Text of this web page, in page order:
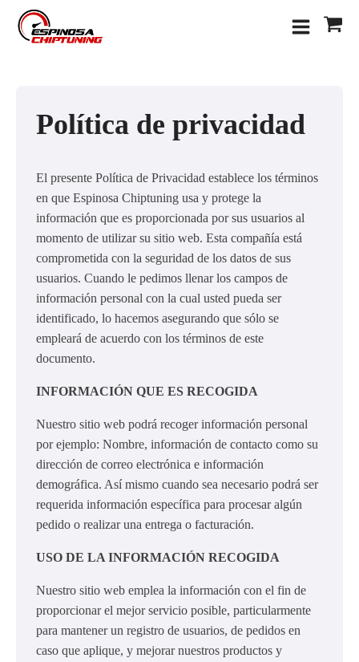
Política de privacidad
El presente Política de Privacidad establece los términos
en que Espinosa Chiptuning usa y protege la
información que es proporcionada por sus usuarios al
momento de utilizar su sitio web. Esta compañía está
comprometida con la seguridad de los datos de sus
usuarios. Cuando le pedimos llenar los campos de
información personal con la cual usted pueda ser
identificado, lo hacemos asegurando que sólo se
empleará de acuerdo con los términos de este
documento.
INFORMACIÓN QUE ES RECOGIDA
Nuestro sitio web podrá recoger información personal
por ejemplo: Nombre, información de contacto como su
dirección de correo electrónica e información
demográfica. Así mismo cuando sea necesario podrá ser
requerida información específica para procesar algún
pedido o realizar una entrega o facturación.
USO DE LA INFORMACIÓN RECOGIDA
Nuestro sitio web emplea la información con el fin de
proporcionar el mejor servicio posible, particularmente
para mantener un registro de usuarios, de pedidos en
caso que aplique, y mejorar nuestros productos y